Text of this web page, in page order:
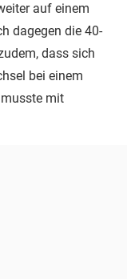
auf einem
dagegen die 40-
dass sich
bei einem
mit